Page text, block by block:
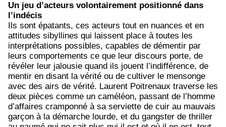
Un jeu d’acteurs volontairement positionné dans
l’indécis
Ils sont épatants, ces acteurs tout en nuances et en
attitudes sibyllines qui laissent place à toutes les
interprétations possibles, capables de démentir par
leurs comportements ce que leur discours porte, de
révéler leur jalousie quand ils jouent l’indifférence, de
mentir en disant la vérité ou de cultiver le mensonge
avec des airs de vérité. Laurent Poitrenaux traverse les
deux pièces comme un caméléon, passant de l’homme
d’affaires cramponné à sa serviette de cuir au mauvais
garçon à la démarche lourde, et du gangster de thriller